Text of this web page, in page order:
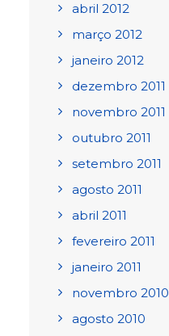
abril 2012
março 2012
janeiro 2012
dezembro 2011
novembro 2011
outubro 2011
setembro 2011
agosto 2011
abril 2011
fevereiro 2011
janeiro 2011
novembro 2010
agosto 2010